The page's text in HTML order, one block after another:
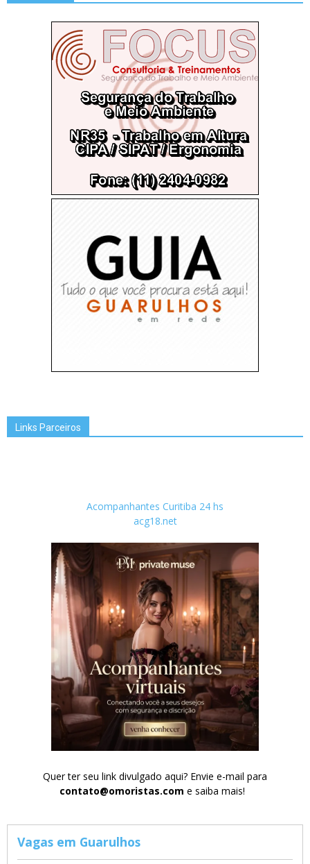
Links Parceiros
Acompanhantes Curitiba 24 hs
acg18.net
Quer ter seu link divulgado aqui? Envie e-mail para
contato@omoristas.com e saiba mais!
Vagas em Guarulhos